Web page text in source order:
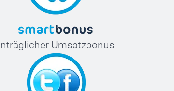
Umsatzbonus